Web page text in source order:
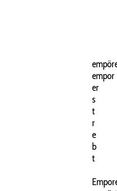
empor
er
s
t
r
e
b
t